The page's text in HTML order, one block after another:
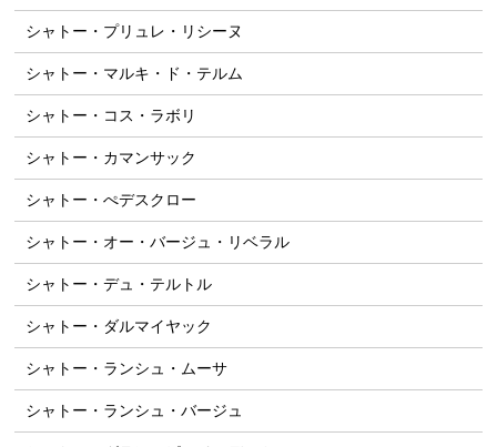
シャトー・プリュレ・リシーヌ
シャトー・マルキ・ド・テルム
シャトー・コス・ラボリ
シャトー・カマンサック
シャトー・ぺデスクロー
シャトー・オー・バージュ・リベラル
シャトー・デュ・テルトル
シャトー・ダルマイヤック
シャトー・ランシュ・ムーサ
シャトー・ランシュ・バージュ